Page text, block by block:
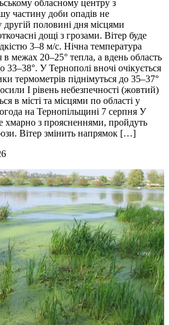
обласному центру з
частину доби опадів не
другій половині дня місцями
дощі з грозами. Вітер буде
3–8 м/с. Нічна температура
в межах 20–25° тепла, а вдень область
33–38°. У Тернополі вночі очікується
термометрів піднімуться до 35–37°
І рівень небезпечності (жовтий)
в місті та місцями по області у
на Тернопільщині 7 серпня У
хмарно з проясненнями, пройдуть
Вітер змінить напрямок […]